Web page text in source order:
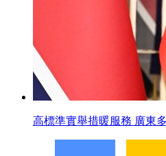
高標準實舉措暖服務 廣東